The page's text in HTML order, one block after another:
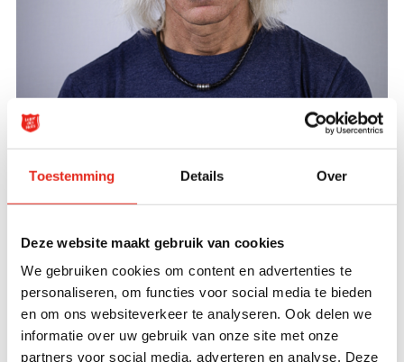
Toestemming Details Over
Deze website maakt gebruik van cookies
We gebruiken cookies om content en advertenties te
personaliseren, om functies voor social media te bieden
en om ons websiteverkeer te analyseren. Ook delen we
informatie over uw gebruik van onze site met onze
partners voor social media, adverteren en analyse. Deze
"Hier mag ik best wel eens een plank
verzagen; ik ben ook maar een mens"